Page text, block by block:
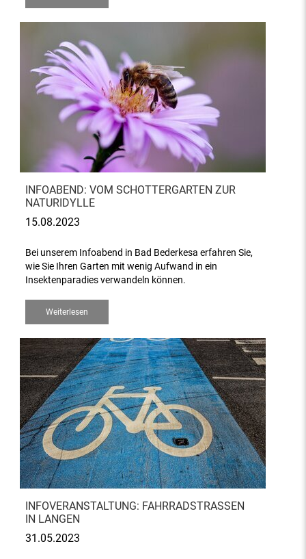
INFOABEND: VOM SCHOTTERGARTEN ZUR
NATURIDYLLE
15.08.2023
Bei unserem Infoabend in Bad Bederkesa erfahren Sie,
wie Sie Ihren Garten mit wenig Aufwand in ein
Insektenparadies verwandeln können.
Weiterlesen
INFOVERANSTALTUNG: FAHRRADSTRASSEN I
N LANGEN
31.05.2023